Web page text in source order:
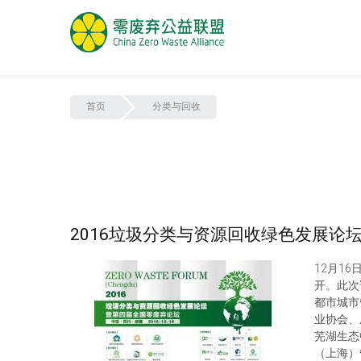
首页 分类与回收
2016垃圾分类与资源回收绿色发展论
12月16
开。此
都市城
业协会
芜湖生
（上海